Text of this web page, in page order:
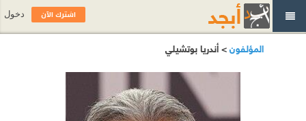
المؤلفون> أندريا بوتشيلي
اشترك الآن دخول